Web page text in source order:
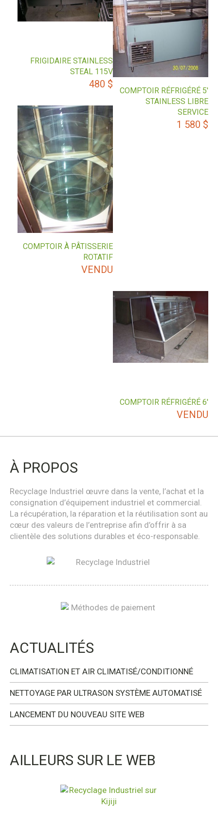
COMPTOIR RÉFRIGÉRÉ 5′
STAINLESS LIBRE
SERVICE
1 580 $
FRIGIDAIRE STAINLESS
STEAL 115V
480 $
COMPTOIR À PÂTISSERIE
ROTATIF
VENDU
COMPTOIR RÉFRIGÉRÉ 6′
VENDU
À PROPOS
Recyclage Industriel œuvre dans la vente, l’achat et la
consignation d’équipement industriel et commercial.
La récupération, la réparation et la réutilisation sont au
cœur des valeurs de l’entreprise afin d’offrir à sa
clientèle des solutions durables et éco-responsable.
ACTUALITÉS
CLIMATISATION ET AIR CLIMATISÉ/CONDITIONNÉ
NETTOYAGE PAR ULTRASON SYSTÈME AUTOMATISÉ
LANCEMENT DU NOUVEAU SITE WEB
AILLEURS SUR LE WEB